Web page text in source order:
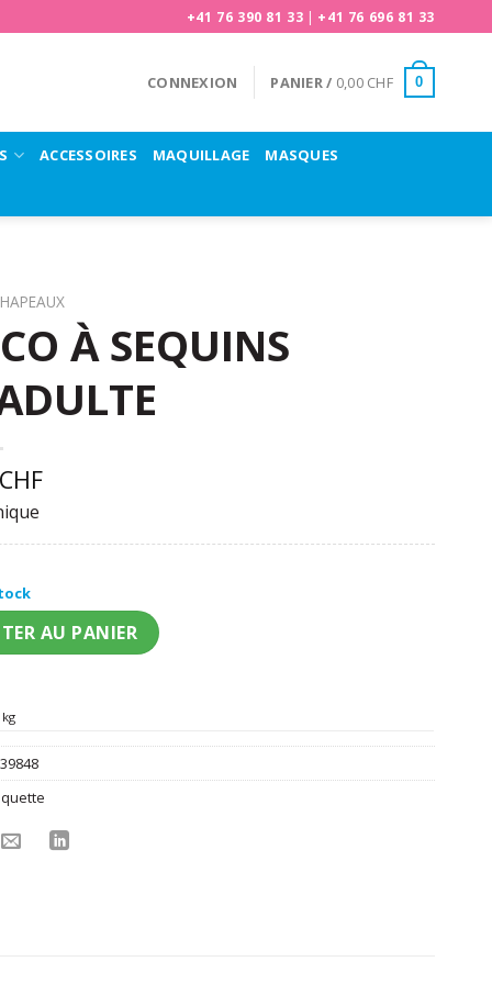
+41 76 390 81 33 | +41 76 696 81 33
CONNEXION PANIER / 0,00 CHF 0
ACCESSOIRES MAQUILLAGE MASQUES
À SEQUINS
à sequins argent adulte
AU PANIER
39848